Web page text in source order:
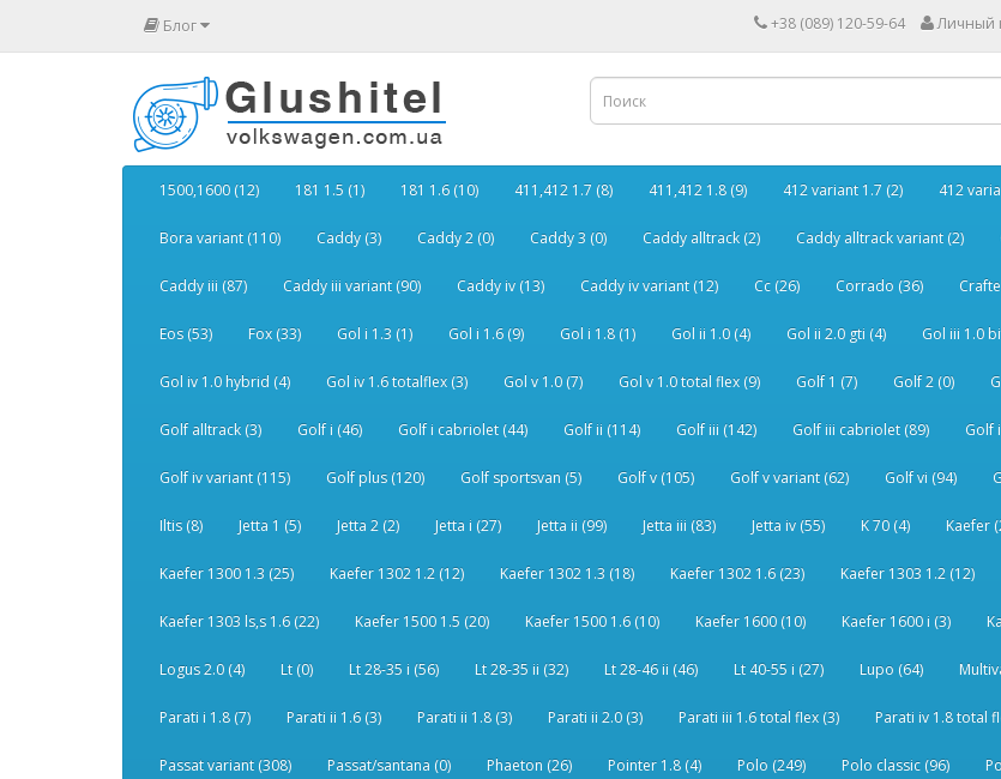
Блог +38 (089) 120-59-64 Личный
1500,1600 (12) 181 1.5 (1) 181 1.6 (10) 411,412 1.7 (8) 411,412 1.8 (9) 412 variant 1.7 (2) 412
Bora variant (110) Caddy (3) Caddy 2 (0) Caddy 3 (0) Caddy alltrack (2) Caddy alltrack variant (2)
Caddy iii (87) Caddy iii variant (90) Caddy iv (13) Caddy iv variant (12) Cc (26) Corrado (36)
Eos (53) Fox (33) Gol i 1.3 (1) Gol i 1.6 (9) Gol i 1.8 (1) Gol ii 1.0 (4) Gol ii 2.0 gti (4) Gol iii 1.0
Gol iv 1.0 hybrid (4) Gol iv 1.6 totalflex (3) Gol v 1.0 (7) Gol v 1.0 total flex (9) Golf 1 (7) Golf 2 (0)
Golf alltrack (3) Golf i (46) Golf i cabriolet (44) Golf ii (114) Golf iii (142) Golf iii cabriolet (89) Golf
Golf iv variant (115) Golf plus (120) Golf sportsvan (5) Golf v (105) Golf v variant (62) Golf vi (94)
Iltis (8) Jetta 1 (5) Jetta 2 (2) Jetta i (27) Jetta ii (99) Jetta iii (83) Jetta iv (55) K 70 (4) Kaefer
Kaefer 1300 1.3 (25) Kaefer 1302 1.2 (12) Kaefer 1302 1.3 (18) Kaefer 1302 1.6 (23) Kaefer 1303 1.2 (12)
Kaefer 1303 ls,s 1.6 (22) Kaefer 1500 1.5 (20) Kaefer 1500 1.6 (10) Kaefer 1600 (10) Kaefer 1600 i (3)
Logus 2.0 (4) Lt (0) Lt 28-35 i (56) Lt 28-35 ii (32) Lt 28-46 ii (46) Lt 40-55 i (27) Lupo (64)
Parati i 1.8 (7) Parati ii 1.6 (3) Parati ii 1.8 (3) Parati ii 2.0 (3) Parati iii 1.6 total flex (3) Parati iv 1.8 total
Passat variant (308) Passat/santana (0) Phaeton (26) Pointer 1.8 (4) Polo (249) Polo classic (96)